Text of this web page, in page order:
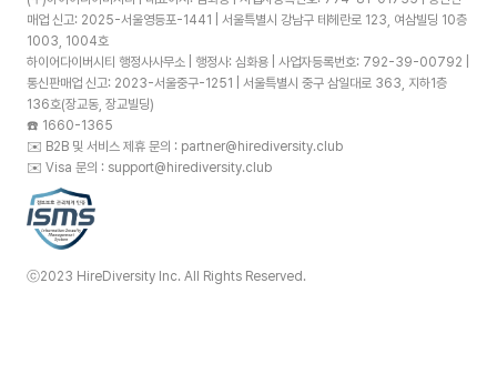
매업 신고: 2025-서울영등포-1441 | 서울특별시 강남구 테헤란로 123, 여삼빌딩 10층
1003, 1004호
하이어다이버시티 행정사사무소 | 행정사: 심화용 | 사업자등록번호: 792-39-00792 |
통신판매업 신고: 2023-서울중구-1251 | 서울특별시 중구 삼일대로 363, 지하1층
136호(장교동, 장교빌딩)
☎️ 1660-1365
✉️ B2B 및 서비스 제휴 문의 : partner@hirediversity.club
✉️ Visa 문의 : support@hirediversity.club
ⓒ2023 HireDiversity Inc. All Rights Reserved.